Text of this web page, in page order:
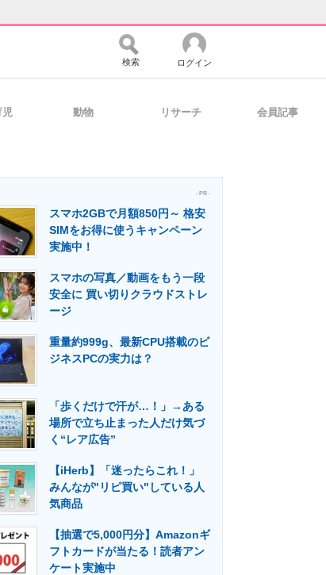
ィ マーケ×ITの今がよく分かる
援
ア 建設×テクノロジーの最前線
検索 ログイン
児 動物 リサーチ 会員記事
- PR -
スマホ2GBで月額850円～ 格安
SIMをお得に使うキャンペーン
実施中！
スマホの写真／動画をもう一段
安全に 買い切りクラウドストレ
ージ
重量約999g、最新CPU搭載のビ
ジネスPCの実力は？
「歩くだけで汗が…！」→ある
場所で立ち止まった人だけ気づ
く“レア広告”
【iHerb】「迷ったらこれ！」
みんなが"リピ買い"している人
気商品
【抽選で5,000円分】Amazonギ
フトカードが当たる！読者アン
ケート実施中